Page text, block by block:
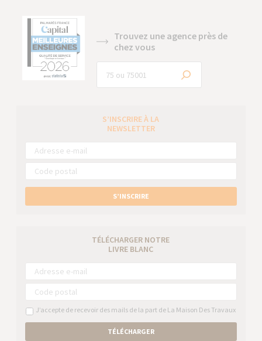
Trouvez une agence près de
chez vous
S’INSCRIRE À LA
NEWSLETTER
S’INSCRIRE
TÉLÉCHARGER NOTRE
LIVRE BLANC
J’accepte de recevoir des mails de la part de La Maison Des Travaux
TÉLÉCHARGER